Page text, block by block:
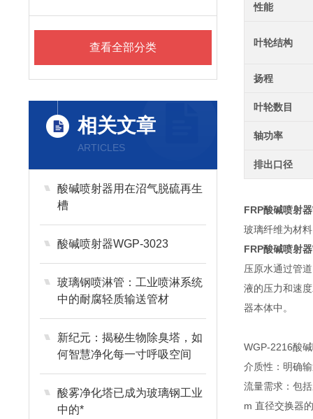
查看全部分类
相关文章
ARTICLES
酸碱喷射器用在沼气脱硫再生
槽
酸碱喷射器WGP-3023
玻璃钢喷淋管：工业喷淋系统
中的耐腐轻质输送管材
新纪元：揭秘生物除臭塔，如
何智慧净化每一寸呼吸空间
酸雾净化塔已成为玻璃钢工业
中的*
性能
叶轮结构
扬程
叶轮数目
轴功率
排出口径
FRP酸碱喷射
玻璃纤维为材
FRP酸碱喷射
压原水通过管
液的压力和速
器本体中。
WGP-2216酸
介质性：明确
流量需求：包
m 直径交换器